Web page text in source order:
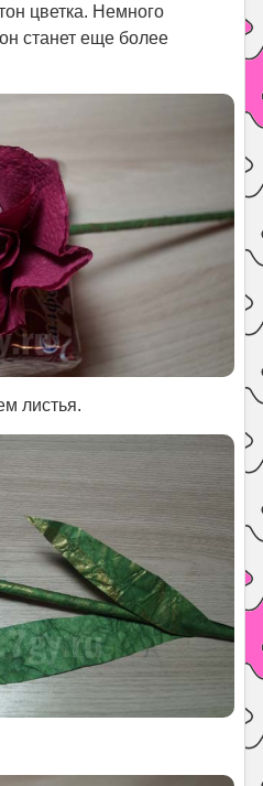
цветка. Немного
станет еще более
листья.